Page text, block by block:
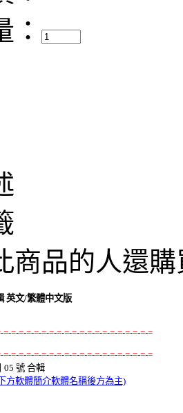
：
商品的人還
英文/繁體中文版
=-=-=-=-=-=-=-=-=-=-=-=-=-=-=-=-=-=-=
=-=-=-=-=-=-=-=-=-=-=-=-=-=-=-=-=-=-=
05 號 合輯
方軟體簡介軟體名稱後方為主)